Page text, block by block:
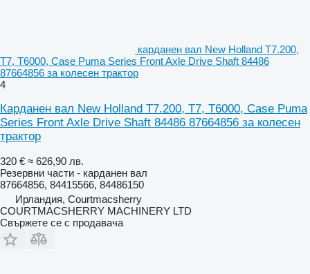
карданен вал New Holland T7.200,
T7, T6000, Case Puma Series Front Axle Drive Shaft 84486
87664856 за колесен трактор
4
Карданен вал New Holland T7.200, T7, T6000, Case Puma
Series Front Axle Drive Shaft 84486 87664856 за колесен
трактор
320 € ≈ 626,90 лв.
Резервни части - карданен вал
87664856, 84415566, 84486150
Ирландия, Courtmacsherry
COURTMACSHERRY MACHINERY LTD
Свържете се с продавача